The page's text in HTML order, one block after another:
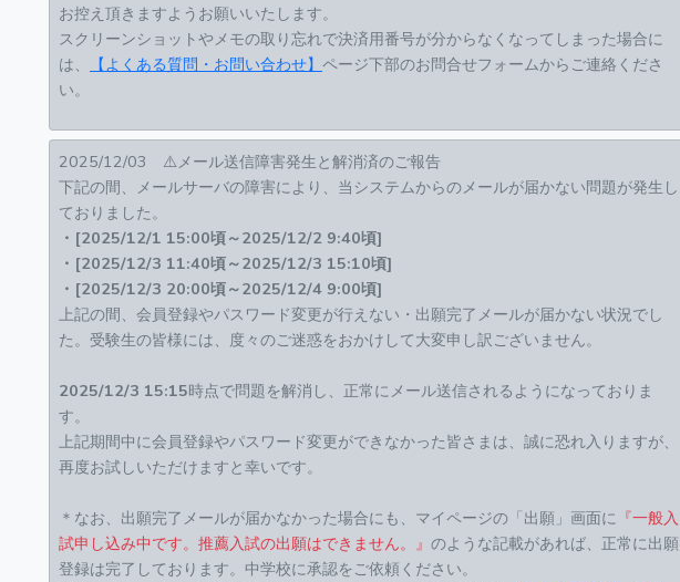
お控え頂きますようお願いいたします。
スクリーンショットやメモの取り忘れで決済用番号が分からなくなってしまった場合に
は、
【よくある質問・お問い合わせ】 ページ下部のお問合せフォームからご連絡くださ
い。
2025/12/03 ⚠️メール送信障害発生と解消済のご報告
下記の間、メールサーバの障害により、当システムからのメールが届かない問題が発生し
ておりました。
・[2025/12/1 15:00頃～2025/12/2 9:40頃]
・[2025/12/3 11:40頃～2025/12/3 15:10頃]
・[2025/12/3 20:00頃～2025/12/4 9:00頃]
上記の間、会員登録やパスワード変更が行えない・出願完了メールが届かない状況でし
た。受験生の皆様には、度々のご迷惑をおかけして大変申し訳ございません。
2025/12/3 15:15時点で問題を解消し、正常にメール送信されるようになっておりま
す。
上記期間中に会員登録やパスワード変更ができなかった皆さまは、誠に恐れ入りますが、
再度お試しいただけますと幸いです。
＊なお、出願完了メールが届かなかった場合にも、マイページの「出願」画面に 『一般入
試申し込み中です。推薦入試の出願はできません。』 のような記載があれば、正常に出願
登録は完了しております。中学校に承認をご依頼ください。